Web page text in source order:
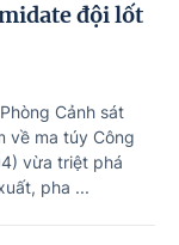
đội lốt
Cảnh sát
về ma túy Công
vừa triệt phá
pha ...